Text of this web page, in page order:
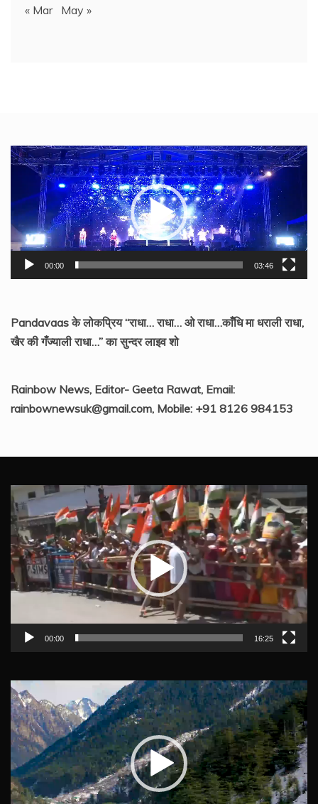
« Mar May »
Video
Player
00:00 03:46
Pandavaas के लोकप्रिय “राधा… राधा… ओ राधा…काँधि मा धराली राधा,
खैर की गँज्याली राधा…” का सुन्दर लाइव शो
Rainbow News, Editor- Geeta Rawat, Email:
rainbownewsuk@gmail.com, Mobile: +91 8126 984153
Video
Player
00:00 16:25
Video
Player